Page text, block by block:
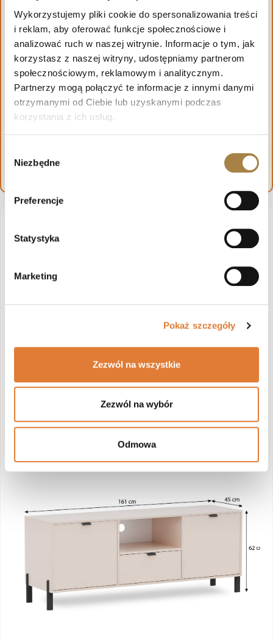
Wykorzystujemy pliki cookie do spersonalizowania treści
i reklam, aby oferować funkcje społecznościowe i
analizować ruch w naszej witrynie. Informacje o tym, jak
korzystasz z naszej witryny, udostępniamy partnerom
społecznościowym, reklamowym i analitycznym.
Partnerzy mogą połączyć te informacje z innymi danymi
otrzymanymi od Ciebie lub uzyskanymi podczas
korzystania z ich usług.
zgody
Niezbędne
Preferencje
Statystyka
Marketing
Pokaż szczegóły
Zezwól na wszystkie
Zezwól na wybór
Odmowa
Wymiary szafki RTV CORTINA
Głębokość: 45 cm
Wysokość: 55 cm
przechowywania bez przytłaczania wnętrza.